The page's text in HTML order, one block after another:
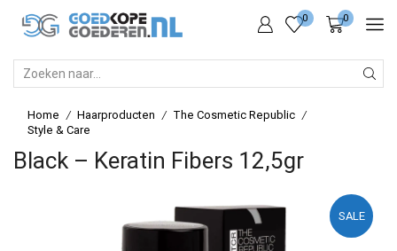
0 0
Home / Haarproducten / The Cosmetic Republic /
Style & Care
Black – Keratin Fibers 12,5gr
SALE